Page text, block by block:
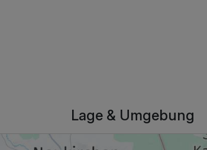
Lage & Umgebung